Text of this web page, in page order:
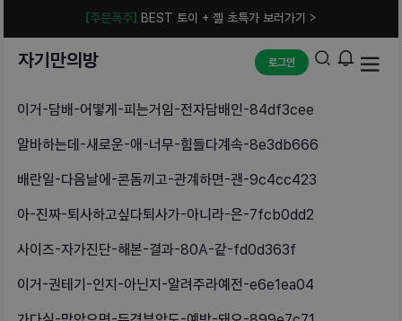
[주문폭주] BEST 토이 + 젤 초특가 보러가기 >
자기만의방 로그인
이거-담배-어떻게-피는거임-전자담배인-84df3cee
알바하는데-새로운-애-너무-힘들다계속-8e3db666
배란일-다음날에-콘돔끼고-관계하면-괜-9c4cc423
아-진짜-퇴사하고싶다퇴사가-아니라-은-7fcb0dd2
사이즈-자가진단-해본-결과-80A-같-fd0d363f
이거-권테기-인지-아닌지-알려주라예전-e6e1ea04